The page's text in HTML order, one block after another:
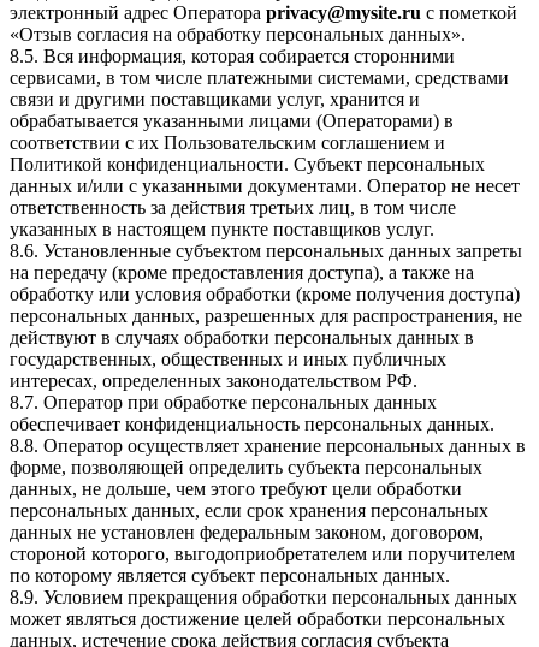
электронный адрес Оператора privacy@mysite.ru с пометкой
«Отзыв согласия на обработку персональных данных».
8.5. Вся информация, которая собирается сторонними
сервисами, в том числе платежными системами, средствами
связи и другими поставщиками услуг, хранится и
обрабатывается указанными лицами (Операторами) в
соответствии с их Пользовательским соглашением и
Политикой конфиденциальности. Субъект персональных
данных и/или с указанными документами. Оператор не несет
ответственность за действия третьих лиц, в том числе
указанных в настоящем пункте поставщиков услуг.
8.6. Установленные субъектом персональных данных запреты
на передачу (кроме предоставления доступа), а также на
обработку или условия обработки (кроме получения доступа)
персональных данных, разрешенных для распространения, не
действуют в случаях обработки персональных данных в
государственных, общественных и иных публичных
интересах, определенных законодательством РФ.
8.7. Оператор при обработке персональных данных
обеспечивает конфиденциальность персональных данных.
8.8. Оператор осуществляет хранение персональных данных в
форме, позволяющей определить субъекта персональных
данных, не дольше, чем этого требуют цели обработки
персональных данных, если срок хранения персональных
данных не установлен федеральным законом, договором,
стороной которого, выгодоприобретателем или поручителем
по которому является субъект персональных данных.
8.9. Условием прекращения обработки персональных данных
может являться достижение целей обработки персональных
данных, истечение срока действия согласия субъекта